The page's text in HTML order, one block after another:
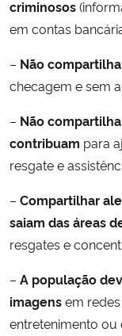
criminosos
em contas
– Não
checagem e sem
– Não
contribuam para
resgate e
– Compartilhar
saiam das áreas
resgates e
– A população
imagensem
entretenimento ou